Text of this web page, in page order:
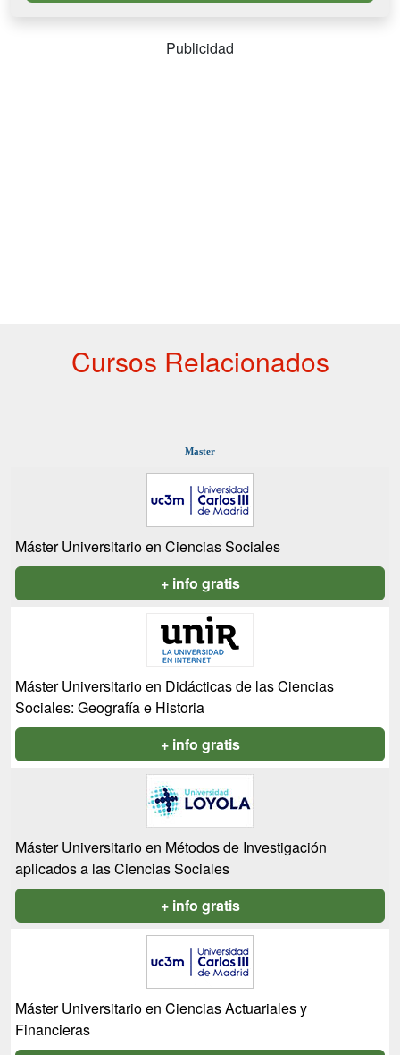
Publicidad
Cursos Relacionados
Master
Máster Universitario en Ciencias Sociales
+ info gratis
Máster Universitario en Didácticas de las Ciencias
Sociales: Geografía e Historia
+ info gratis
Máster Universitario en Métodos de Investigación
aplicados a las Ciencias Sociales
+ info gratis
Máster Universitario en Ciencias Actuariales y
Financieras